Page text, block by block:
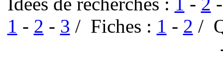
1 - 2 - 3 / Fiches : 1 - 2 /